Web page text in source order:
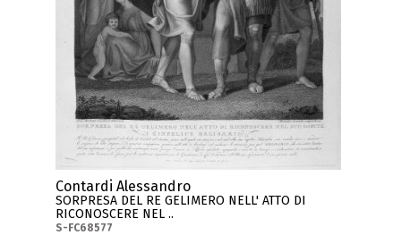
Contardi Alessandro
SORPRESA DEL RE GELIMERO NELL' ATTO DI
RICONOSCERE NEL ..
S-FC68577